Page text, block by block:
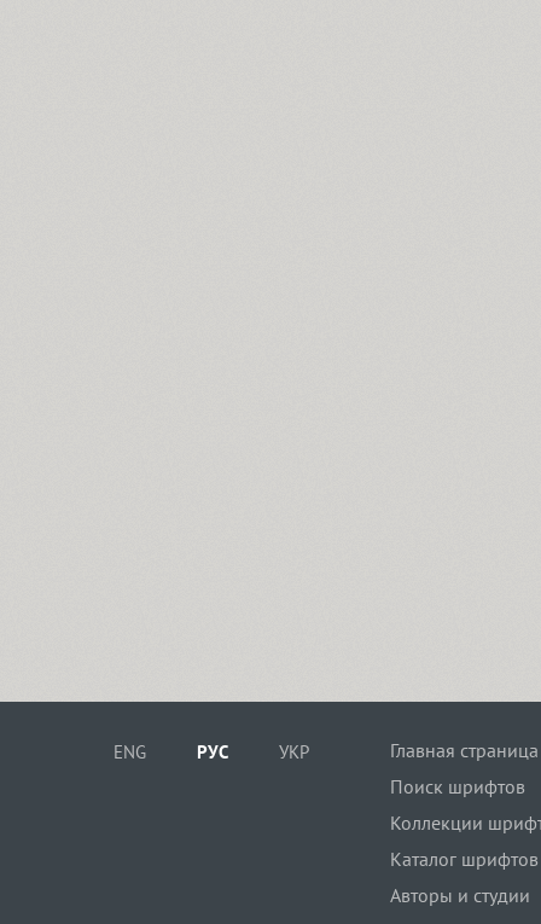
ENG РУС УКР
Главная страница
Поиск шрифтов
Коллекции
Каталог шрифтов
Авторы и студии